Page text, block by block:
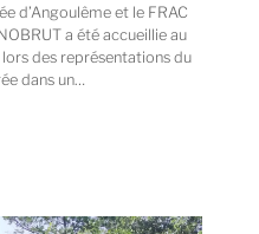
d’Angoulême et le FRAC
a été accueillie au
des représentations du
dans un…